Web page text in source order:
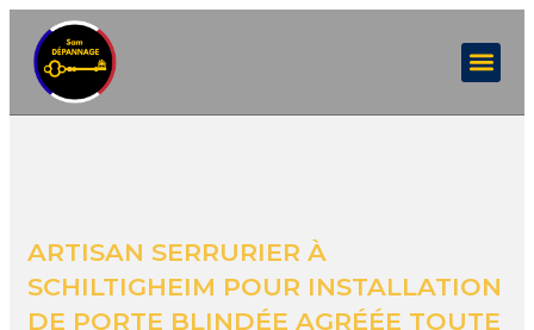
ARTISAN SERRURIER À
SCHILTIGHEIM POUR INSTALLATION
DE PORTE BLINDÉE AGRÉÉE TOUTE